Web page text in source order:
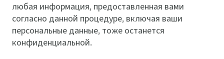
любая информация, предоставленная вами
согласно данной процедуре, включая ваши
персональные данные, тоже останется
конфиденциальной.